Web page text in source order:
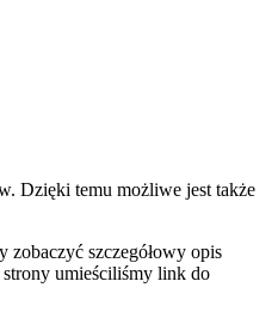
Dzięki temu możliwe jest także
zobaczyć szczegółowy opis
umieściliśmy link do